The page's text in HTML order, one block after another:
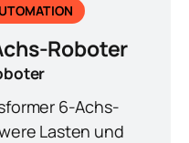
Roboter
6-Achs-
Lasten und